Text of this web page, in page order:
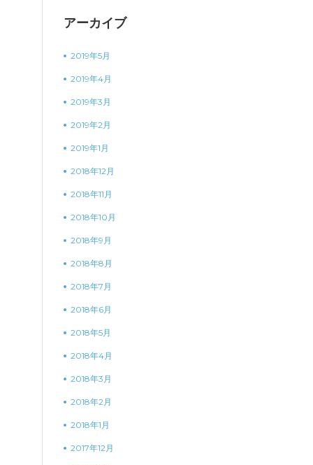
アーカイブ
2019年5月
2019年4月
2019年3月
2019年2月
2019年1月
2018年12月
2018年11月
2018年10月
2018年9月
2018年8月
2018年7月
2018年6月
2018年5月
2018年4月
2018年3月
2018年2月
2018年1月
2017年12月